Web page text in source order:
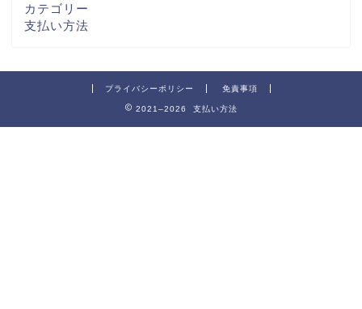
カテゴリー
支払い方法
プライバシーポリシー 免責事項
2021–2026 支払い方法